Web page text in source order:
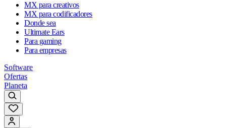
MX para creativos
MX para codificadores
Donde sea
Ultimate Ears
Para gaming
Para empresas
Software
Ofertas
Planeta